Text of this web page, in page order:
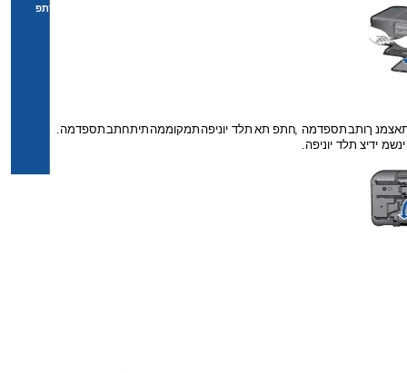
ךותבתספדמה ,חתפ תא תלד יוניפה תמקוממה תיתחתבתספדמה.
ינשמ ידיצ תלד יוניפה.
ןורתפ